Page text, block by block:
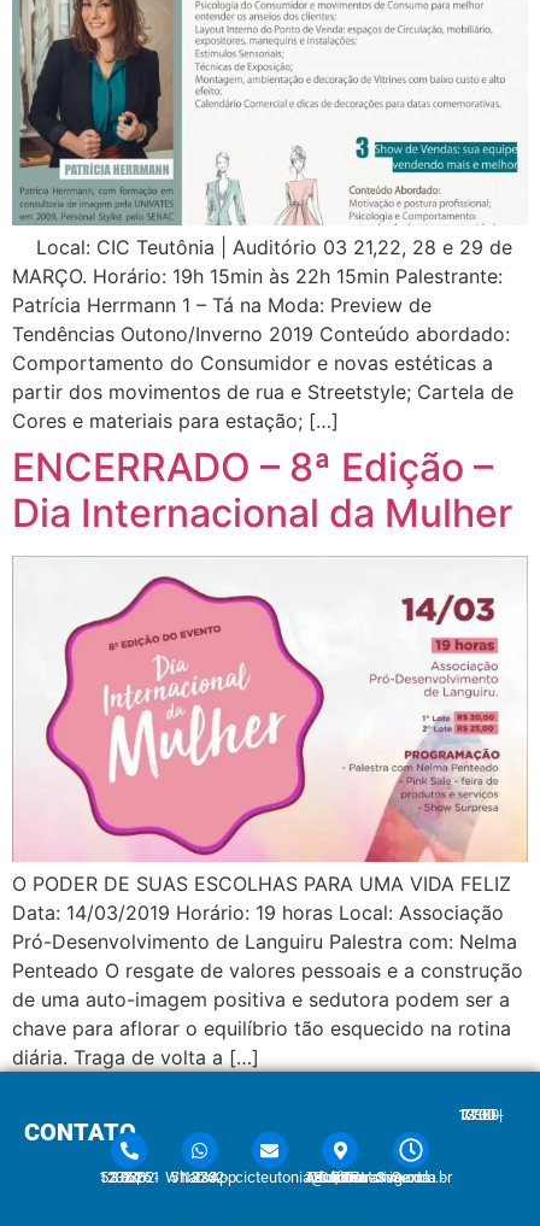
Local: CIC Teutônia | Auditório 03 21,22, 28 e 29 de
MARÇO. Horário: 19h 15min às 22h 15min Palestrante:
Patrícia Herrmann 1 – Tá na Moda: Preview de
Tendências Outono/Inverno 2019 Conteúdo abordado:
Comportamento do Consumidor e novas estéticas a
partir dos movimentos de rua e Streetstyle; Cartela de
Cores e materiais para estação; […]
ENCERRADO – 8ª Edição –
Dia Internacional da Mulher
O PODER DE SUAS ESCOLHAS PARA UMA VIDA FELIZ
Data: 14/03/2019 Horário: 19 horas Local: Associação
Pró-Desenvolvimento de Languiru Palestra com: Nelma
Penteado O resgate de valores pessoais e a construção
de uma auto-imagem positiva e sedutora podem ser a
chave para aflorar o equilíbrio tão esquecido na rotina
diária. Traga de volta a […]
CONTATO
51 3762-1233 | 51 3762-1030 51 3762-1233 WhatsAppcicteutonia@cicteutonia.com.br
Rua Um Sul, 77 - Centro Administrativo Teutônia - RS Segunda - Sexta
7:30 - 12:00 | 13:30 - 17:30